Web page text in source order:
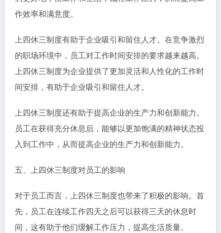
作效率和满意度。
上四休三制度有助于企业吸引和留住人才。在竞争激烈
的职场环境中，员工对工作时间安排的要求越来越高。
上四休三制度为企业提供了更加灵活和人性化的工作时
间安排，有助于企业吸引和留住人才。
上四休三制度还有助于提高企业的生产力和创新能力。
员工在获得充分休息后，能够以更加饱满的精神状态投
入到工作中，从而提高企业的生产力和创新能力。
五、上四休三制度对员工的影响
对于员工而言，上四休三制度也带来了积极的影响。首
先，员工在连续工作四天之后可以获得三天的休息时
间，这有助于他们缓解工作压力，提高生活质量。